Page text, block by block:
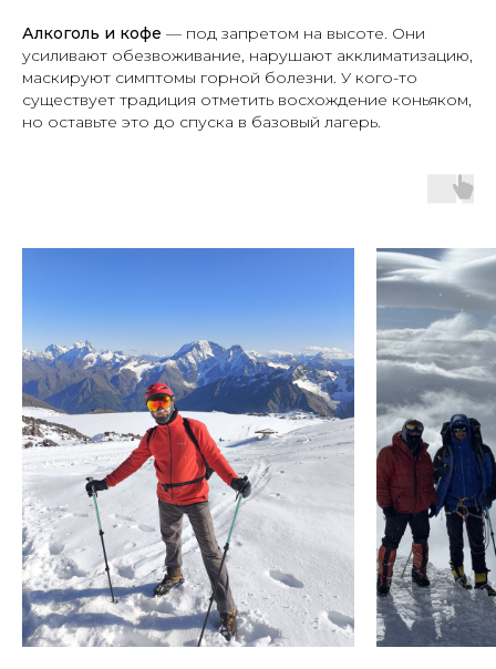
Алкоголь и кофе — под запретом на высоте. Они
усиливают обезвоживание, нарушают акклиматизацию,
маскируют симптомы горной болезни. У кого-то
существует традиция отметить восхождение коньяком,
но оставьте это до спуска в базовый лагерь.